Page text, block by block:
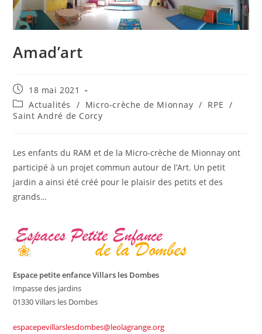
Amad’art
Publication
publiée :
18 mai 2021
Post
category:
Actualités / Micro-crèche de Mionnay / RPE /
Saint André de Corcy
Les enfants du RAM et de la Micro-crèche de Mionnay ont
participé à un projet commun autour de l’Art. Un petit
jardin a ainsi été créé pour le plaisir des petits et des
grands…
Espace petite enfance Villars les Dombes
Impasse des jardins
01330 Villars les Dombes
espacepevillarslesdombes@leolagrange.org